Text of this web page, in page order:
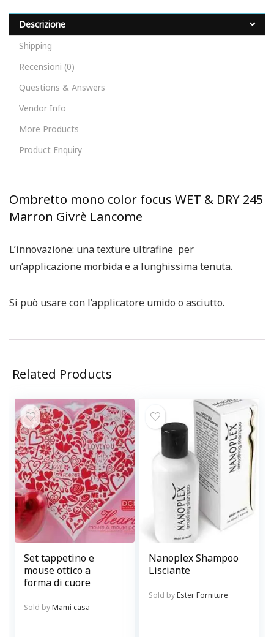
Descrizione
Shipping
Recensioni (0)
Questions & Answers
Vendor Info
More Products
Product Enquiry
Ombretto mono color focus WET & DRY 245
Marron Givrè Lancome
L’innovazione: una texture ultrafine per
un’applicazione morbida e a lunghissima tenuta.
Si può usare con l’applicatore umido o asciutto.
Related Products
Set tappetino e
mouse ottico a
forma di cuore
Sold byMami casa
Nanoplex Shampoo
Lisciante
Sold byEster Forniture